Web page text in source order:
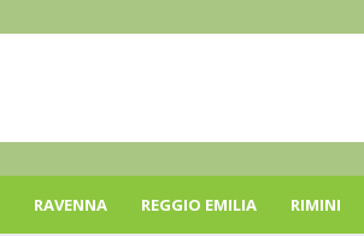
RAVENNA REGGIO EMILIA RIMINI